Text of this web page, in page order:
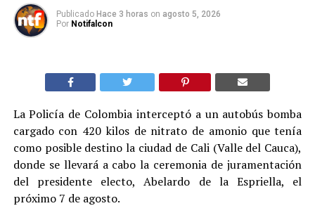
Publicado Hace 3 horas on agosto 5, 2026
Por Notifalcon
La Policía de Colombia interceptó a un autobús bomba
cargado con 420 kilos de nitrato de amonio que tenía
como posible destino la ciudad de Cali (Valle del Cauca),
donde se llevará a cabo la ceremonia de juramentación
del presidente electo, Abelardo de la Espriella, el
próximo 7 de agosto.